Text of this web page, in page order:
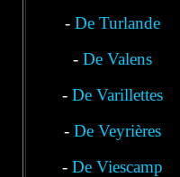
- De Turlande
- De Valens
- De Varillettes
- De Veyrières
- De Viescamp